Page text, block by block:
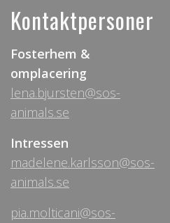
Kontaktpersoner
Fosterhem &
omplacering
lena.bjursten@sos-
animals.se
Intressen
madelene.karlsson@sos-
animals.se
pia.molticani@sos-